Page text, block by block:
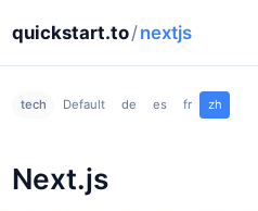
quickstart.to/nextjs
tech Default de es fr zh
Next.js